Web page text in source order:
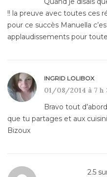
!! la preuve avec toutes ces
pour ce succès Manuella
applaudissements pour
INGRID LOLIBOX
01/08/2014 à 7 h
Bravo tout
que tu partages et aux
Bizoux
2.5